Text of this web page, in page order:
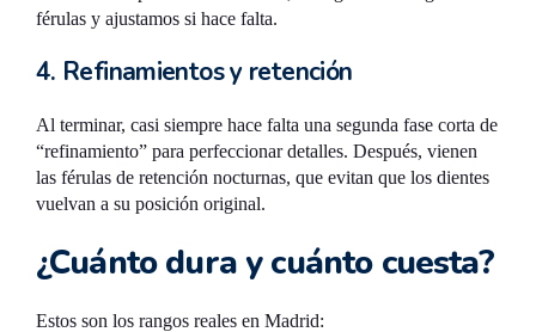
férulas y ajustamos si hace falta.
4. Refinamientos y retención
Al terminar, casi siempre hace falta una segunda fase corta de
“refinamiento” para perfeccionar detalles. Después, vienen
las férulas de retención nocturnas, que evitan que los dientes
vuelvan a su posición original.
¿Cuánto dura y cuánto cuesta?
Estos son los rangos reales en Madrid: